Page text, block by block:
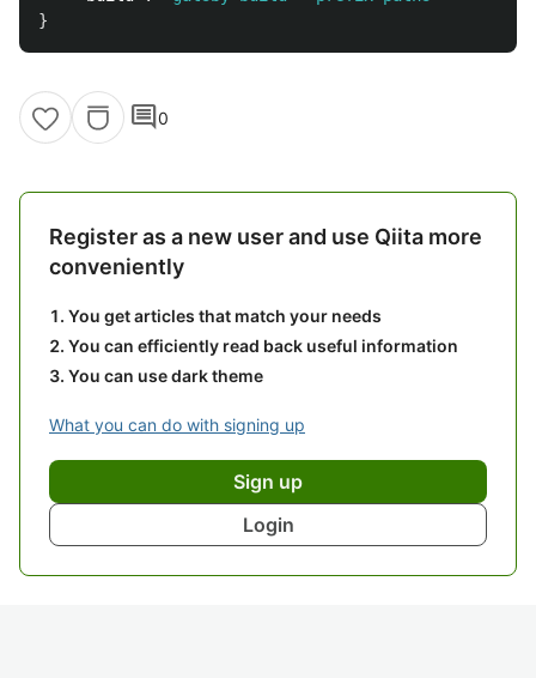
}
comment0
Register as a new user and use Qiita more
conveniently
You get articles that match your needs
You can efficiently read back useful information
You can use dark theme
What you can do with signing up
Sign up
Login